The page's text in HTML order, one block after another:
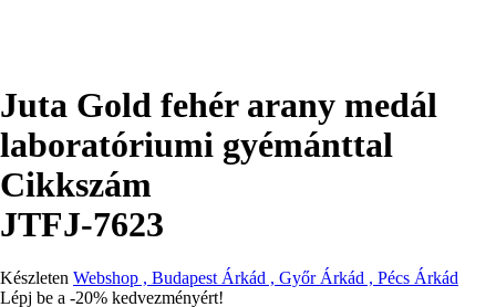
Juta Gold fehér arany medál
laboratóriumi gyémánttal
Cikkszám
JTFJ-7623
Készleten Webshop , Budapest Árkád , Győr Árkád , Pécs Árkád
Lépj be a -20% kedvezményért!